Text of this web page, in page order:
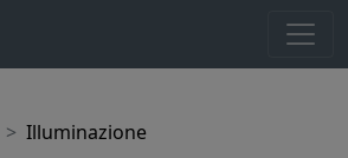
Illuminazione